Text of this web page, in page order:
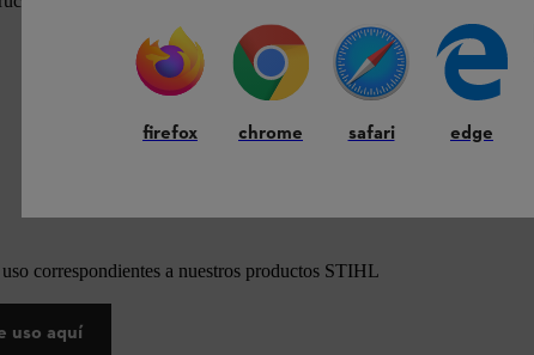
correspondientes a nuestros productos STIHL
uso aquí
firefox chrome safari edge